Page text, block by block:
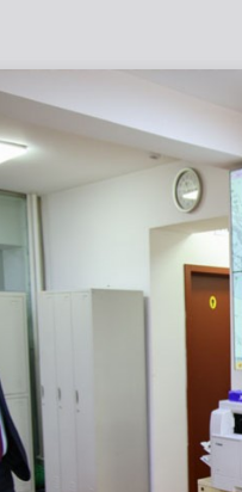
хамгаалахын тулд Канадын